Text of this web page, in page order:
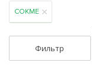
СОКМЕ
Фильтр